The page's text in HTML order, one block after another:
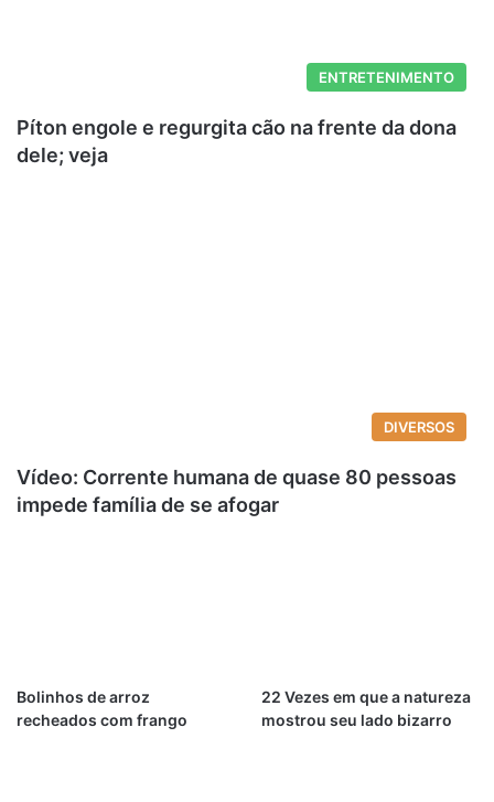
ENTRETENIMENTO
Píton engole e regurgita cão na frente da dona
dele; veja
DIVERSOS
Vídeo: Corrente humana de quase 80 pessoas
impede família de se afogar
Bolinhos de arroz
recheados com frango
22 Vezes em que a natureza
mostrou seu lado bizarro